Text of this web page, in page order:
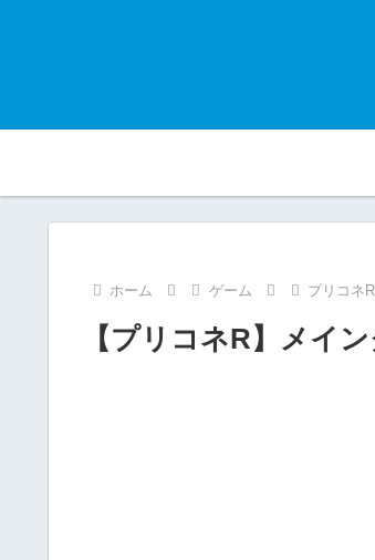
ホーム ゲーム プリコネR
【プリコネR】メイ